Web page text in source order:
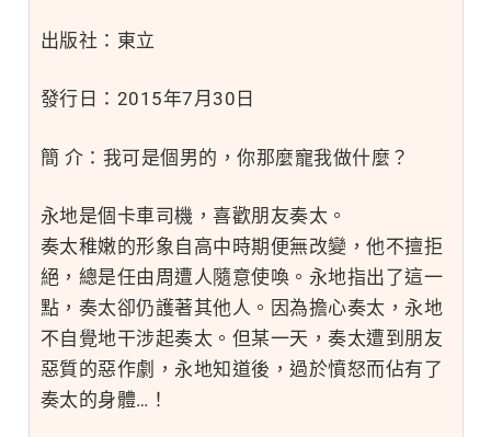
出版社：東立
發行日： 2015年7月30日
簡 介： 我可是個男的，你那麼寵我做什麼？
永地是個卡車司機，喜歡朋友奏太。
奏太稚嫩的形象自高中時期便無改變，他不擅拒
絕，總是任由周遭人隨意使喚。永地指出了這一
點，奏太卻仍護著其他人。因為擔心奏太，永地
不自覺地干涉起奏太。但某一天，奏太遭到朋友
惡質的惡作劇，永地知道後，過於憤怒而佔有了
奏太的身體…！